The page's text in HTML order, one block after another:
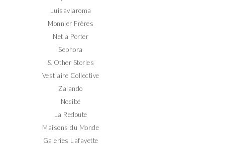
Luisaviaroma
Monnier Frères
Net a Porter
Sephora
& Other Stories
Vestiaire Collective
Zalando
Nocibé
La Redoute
Maisons du Monde
Galeries Lafayette